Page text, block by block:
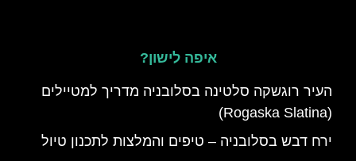
איפה לישון?
העיר רוגשקה סלטינה בסלובניה מדריך למטיילים
(Rogaska Slatina)
ירח דבש בסלובניה – טיפים והמלצות לתכנון טיול